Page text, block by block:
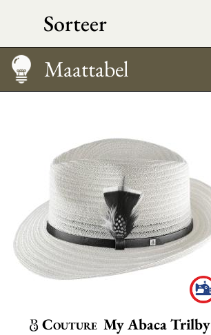
Sorteer
Maattabel
Couture My Abaca Trilby